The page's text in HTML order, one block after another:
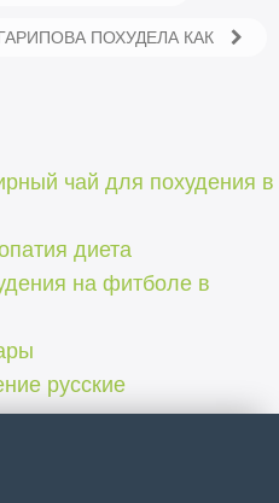
ПОХУДЕЛА КАК
чай для похудения в
диета
на фитболе в
русские